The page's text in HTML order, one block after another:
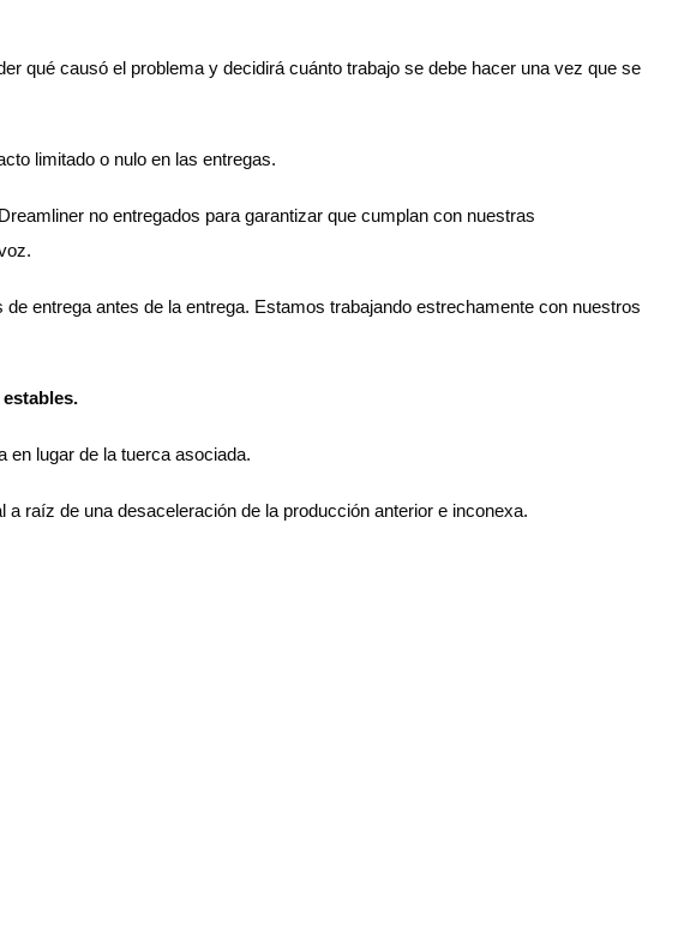
qué causó el problema y decidirá cuánto trabajo se debe hacer una vez que se
limitado o nulo en las entregas.
no entregados para garantizar que cumplan con nuestras
entrega antes de la entrega. Estamos trabajando estrechamente con nuestros
en lugar de la tuerca asociada.
raíz de una desaceleración de la producción anterior e inconexa.